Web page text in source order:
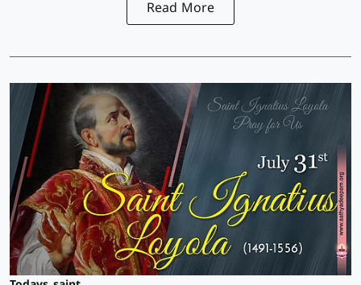
Read More